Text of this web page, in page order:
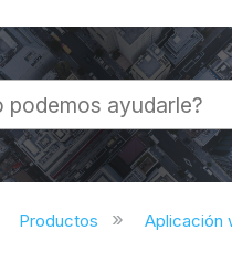
contraer
Productos Aplicación